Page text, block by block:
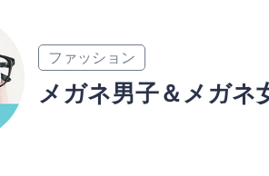
ファッション
メガネ男子＆メガネ